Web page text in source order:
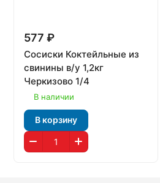
577 ₽
Сосиски Коктейльные из
свинины в/у 1,2кг
Черкизово 1/4
В наличии
В корзину